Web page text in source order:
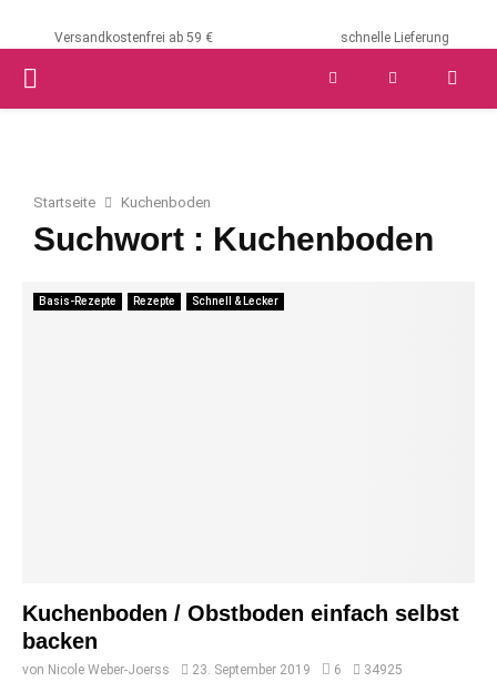
Versandkostenfrei ab 59 € schnelle Lieferung
PRIMARY
Startseite Kuchenboden
Suchwort : Kuchenboden
Basis-Rezepte Rezepte Schnell & Lecker
Kuchenboden / Obstboden einfach selbst
backen
von Nicole Weber-Joerss 23. September 2019 6 34925